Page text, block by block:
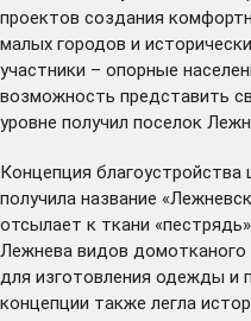
проектов создания
малых городов и
участники – опорные
возможность представить
уровне получил поселок
Концепция благоустройства
получила название
отсылает к ткани
Лежнева видов домотканого
для изготовления одежды и
концепции также легла